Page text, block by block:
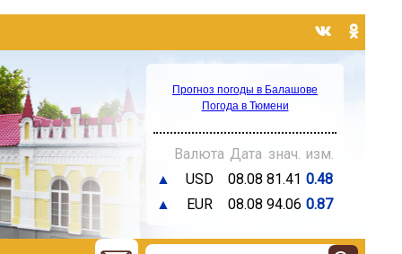
Прогноз погоды в Балашове
Погода в Тюмени
Валюта Дата знач. изм.
▲
USD 08.08 81.41 0.48
▲
EUR 08.08 94.06 0.87